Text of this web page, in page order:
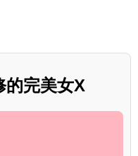
的完美女X